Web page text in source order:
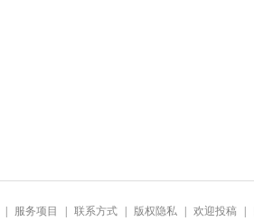
服务项目 联系方式 版权隐私 欢迎投稿